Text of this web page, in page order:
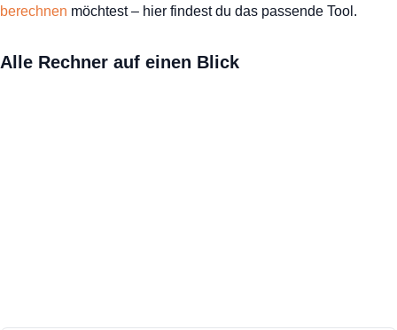
berechnen möchtest – hier findest du das passende Tool.
Alle Rechner auf einen Blick